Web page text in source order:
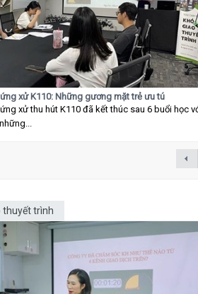
xử K110: Những gương mặt trẻ ưu tú
xử thu hút K110 đã kết thúc sau 6 buổi học
thuyết trình